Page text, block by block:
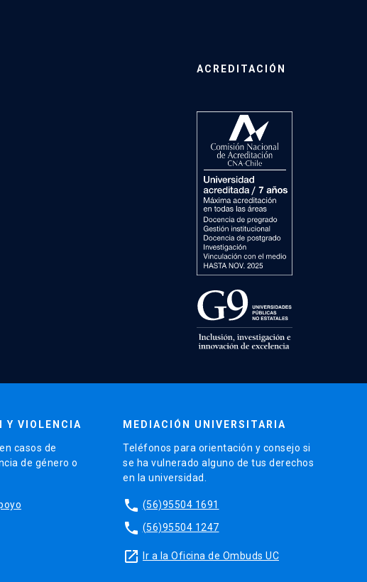
ACREDITACIÓN
Y VIOLENCIA
casos de
de género o
MEDIACIÓN UNIVERSITARIA
Teléfonos para orientación y consejo si
se ha vulnerado alguno de tus derechos
en la universidad.
phone (56)95504 1691
phone (56)95504 1247
launch Ir a la Oficina de Ombuds UC